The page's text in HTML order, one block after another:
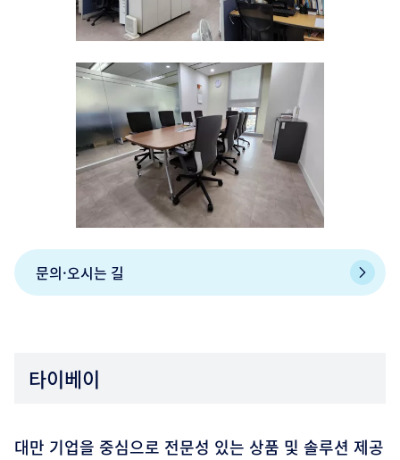
문의·오시는 길
타이베이
대만 기업을 중심으로 전문성 있는 상품 및 솔루션 제공